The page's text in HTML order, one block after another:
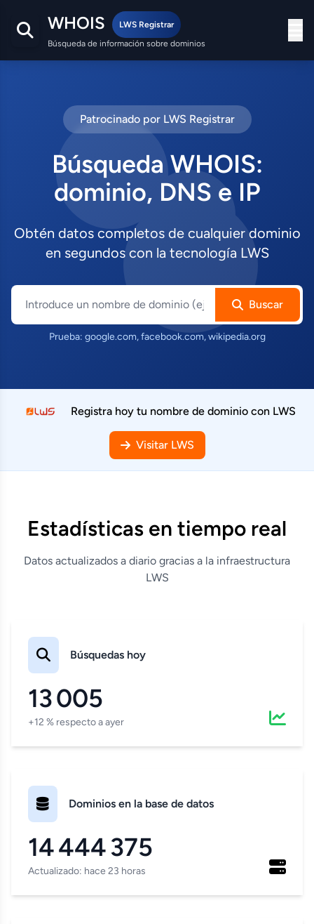
WHOIS
LWS Registrar
Búsqueda de información sobre dominios
Patrocinado por LWS Registrar
Búsqueda WHOIS:
dominio, DNS e IP
Obtén datos completos de cualquier dominio
en segundos con la tecnología LWS
Buscar
Prueba: google.com, facebook.com, wikipedia.org
Registra hoy tu nombre de dominio con LWS
Visitar LWS
Estadísticas en tiempo real
Datos actualizados a diario gracias a la infraestructura
LWS
Búsquedas hoy
13 005
+12 % respecto a ayer
Dominios en la base de datos
14 444 375
Actualizado: hace 23 horas